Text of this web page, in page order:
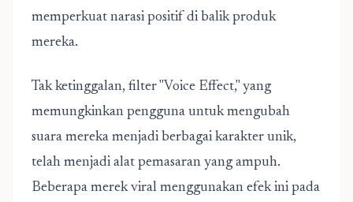
memperkuat narasi positif di balik produk
mereka.
Tak ketinggalan, filter "Voice Effect," yang
memungkinkan pengguna untuk mengubah
suara mereka menjadi berbagai karakter unik,
telah menjadi alat pemasaran yang ampuh.
Beberapa merek viral menggunakan efek ini pada